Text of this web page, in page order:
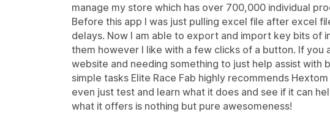
manage my store which has over 700,000 individual
Before this app I was just pulling excel file after excel
delays. Now I am able to export and import key bits of
them however I like with a few clicks of a button. If you
website and needing something to just help assist with
simple tasks Elite Race Fab highly recommends
even just test and learn what it does and see if it can
what it offers is nothing but pure awesomeness!